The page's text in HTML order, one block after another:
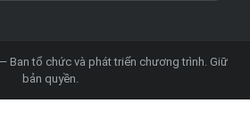
Ban tổ chức và phát triển chương trình. Giữ
bản quyền.